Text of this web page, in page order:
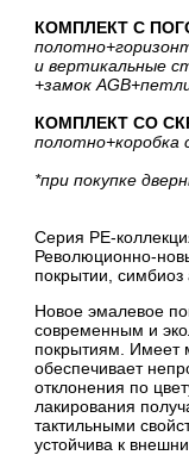
КОМПЛЕКТ С
полотно
и вертикальные
+замок AGB
КОМПЛЕКТ СО
полотно+коробка
*при покупке
Серия PE-
Революционно-
покрытии, симбиоз
Новое эмалевое
современным и
покрытиям. Имеет
обеспечивает
отклонения по
лакирования
тактильными
устойчива к